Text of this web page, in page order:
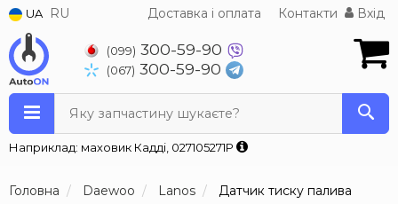
UA RU Доставка і оплата Контакти Вхід
(099) 300-59-90
(067) 300-59-90
Яку запчастину шукаєте?
Наприклад: маховик Кадді, 027105271P
Головна Daewoo Lanos Датчик тиску палива